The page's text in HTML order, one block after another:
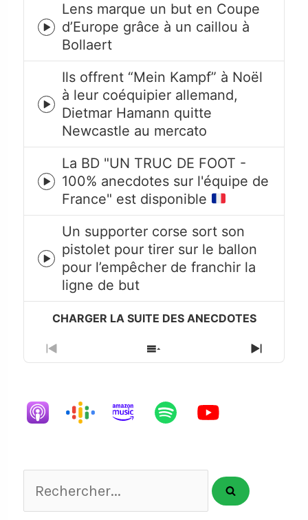
Episode
play
icon
Lens marque un but en Coupe
d’Europe grâce à un caillou à
Bollaert
Episode
play
icon
Ils offrent “Mein Kampf” à Noël
à leur coéquipier allemand,
Dietmar Hamann quitte
Newcastle au mercato
Episode
play
icon
La BD "UN TRUC DE FOOT -
100% anecdotes sur l'équipe de
France" est disponible
Episode
play
icon
Un supporter corse sort son
pistolet pour tirer sur le ballon
pour l’empêcher de franchir la
ligne de but
Previous
Episode
Show
Episodes
Next
Episode
Rechercher...